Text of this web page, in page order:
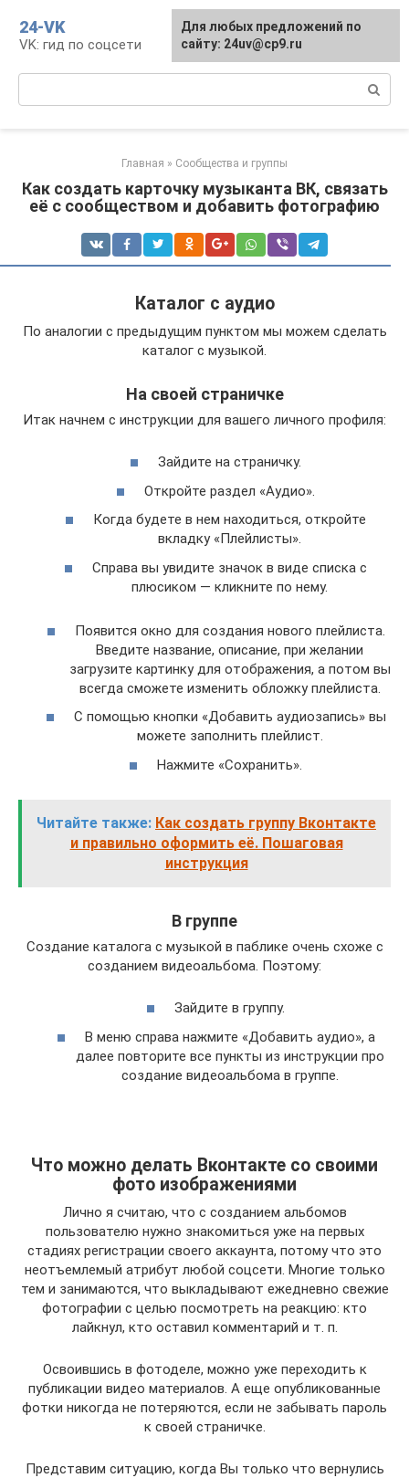
контенту
24-VK
VK: гид по соцсети
Главная » Сообщества и группы
Как создать карточку музыканта ВК, связать
её с сообществом и добавить фотографию
Каталог с аудио
По аналогии с предыдущим пунктом мы можем сделать
каталог с музыкой.
На своей страничке
Итак начнем с инструкции для вашего личного профиля:
Зайдите на страничку.
Откройте раздел «Аудио».
Когда будете в нем находиться, откройте
вкладку «Плейлисты».
Справа вы увидите значок в виде списка с
плюсиком — кликните по нему.
Появится окно для создания нового плейлиста.
Введите название, описание, при желании
загрузите картинку для отображения, а потом вы
всегда сможете изменить обложку плейлиста.
С помощью кнопки «Добавить аудиозапись» вы
можете заполнить плейлист.
Нажмите «Сохранить».
Читайте также: Как создать группу Вконтакте
и правильно оформить её. Пошаговая
инструкция
В группе
Создание каталога с музыкой в паблике очень схоже с
созданием видеоальбома. Поэтому:
Зайдите в группу.
В меню справа нажмите «Добавить аудио», а
далее повторите все пункты из инструкции про
создание видеоальбома в группе.
Что можно делать Вконтакте со своими
фото изображениями
Лично я считаю, что с созданием альбомов
пользователю нужно знакомиться уже на первых
стадиях регистрации своего аккаунта, потому что это
неотъемлемый атрибут любой соцсети. Многие только
тем и занимаются, что выкладывают ежедневно свежие
фотографии с целью посмотреть на реакцию: кто
лайкнул, кто оставил комментарий и т. п.
Освоившись в фотоделе, можно уже переходить к
публикации видео материалов. А еще опубликованные
фотки никогда не потеряются, если не забывать пароль
к своей страничке.
Представим ситуацию, когда Вы только что вернулись
Для любых предложений по
сайту: 24uv@cp9.ru